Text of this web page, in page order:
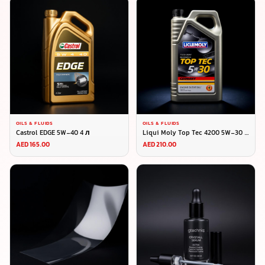
OILS & FLUIDS
Castrol EDGE 5W-40 4 л
AED 165.00
OILS & FLUIDS
Liqui Moly Top Tec 4200 5W-30 5
л
AED 210.00